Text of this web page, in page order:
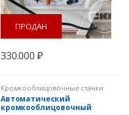
ПРОДАН
330.000 ₽
Кромкооблицовочные станки
Автоматический
кромкооблицовочный